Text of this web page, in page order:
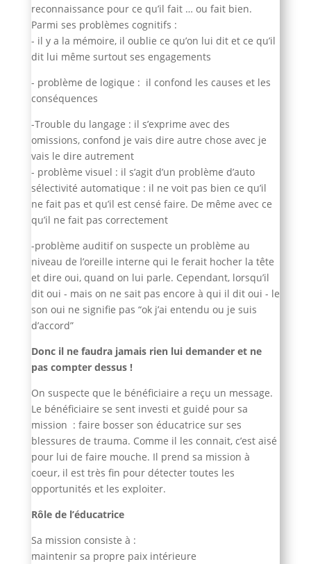
reconnaissance pour ce qu’il fait … ou fait bien.
Parmi ses problèmes cognitifs :
- il y a la mémoire, il oublie ce qu’on lui dit et ce qu’il
dit lui même surtout ses engagements
- problème de logique : il confond les causes et les
conséquences
-Trouble du langage : il s’exprime avec des
omissions, confond je vais dire autre chose avec je
vais le dire autrement
- problème visuel : il s’agit d’un problème d’auto
sélectivité automatique : il ne voit pas bien ce qu’il
ne fait pas et qu’il est censé faire. De même avec ce
qu’il ne fait pas correctement
-problème auditif on suspecte un problème au
niveau de l’oreille interne qui le ferait hocher la tête
et dire oui, quand on lui parle. Cependant, lorsqu’il
dit oui - mais on ne sait pas encore à qui il dit oui - le
son oui ne signifie pas “ok j’ai entendu ou je suis
d’accord”
Donc il ne faudra jamais rien lui demander et ne
pas compter dessus !
On suspecte que le bénéficiaire a reçu un message.
Le bénéficiaire se sent investi et guidé pour sa
mission : faire bosser son éducatrice sur ses
blessures de trauma. Comme il les connait, c’est aisé
pour lui de faire mouche. Il prend sa mission à
coeur, il est très fin pour détecter toutes les
opportunités et les exploiter.
Rôle de l’éducatrice
Sa mission consiste à :
maintenir sa propre paix intérieure